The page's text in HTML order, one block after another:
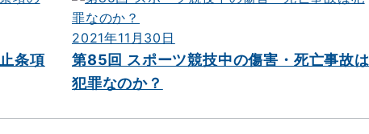
条項
2021年11月30日
第85回 スポーツ競技中の傷害・死亡事故は
犯罪なのか？